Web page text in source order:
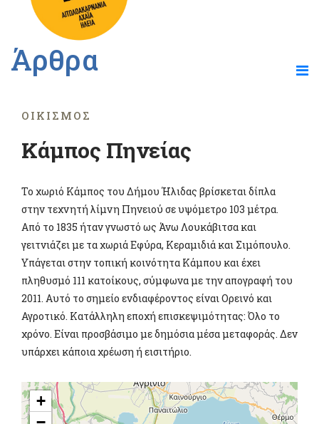
Άρθρα
ΟΙΚΙΣΜΌΣ
Κάμπος Πηνείας
Το χωριό Κάμπος του Δήμου Ήλιδας βρίσκεται δίπλα
στην τεχνητή λίμνη Πηνειού σε υψόμετρο 103 μέτρα.
Από το 1835 ήταν γνωστό ως Άνω Λουκάβιτσα και
γειτνιάζει με τα χωριά Εφύρα, Κεραμιδιά και Σιμόπουλο.
Υπάγεται στην τοπική κοινότητα Κάμπου και έχει
πληθυσμό 111 κατοίκους, σύμφωνα με την απογραφή του
2011. Αυτό το σημείο ενδιαφέροντος είναι Ορεινό και
Αγροτικό. Κατάλληλη εποχή επισκεψιμότητας: Όλο το
χρόνο. Είναι προσβάσιμο με δημόσια μέσα μεταφοράς. Δεν
υπάρχει κάποια χρέωση ή εισιτήριο.
+